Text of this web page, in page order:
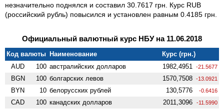
незначительно поднялся и составил 30.7617 грн. Курс RUB
(российский рубль) повысился и установлен равным 0.4185 грн.
Официальный валютный курс НБУ на 11.06.2018
Код валюты Наименование
Курс (грн.)
AUD
100 австралийских долларов 1982,4951 -21.5677
BGN 100 болгарских левов 1570,7508 -13.0921
BYN 10 белорусских рублей 130,5776 -0.6416
CAD 100 канадских долларов 2011,3096 -11.5990